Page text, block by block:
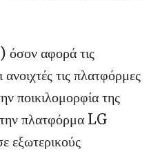
όσον αφορά τις
τις πλατφόρμες
ποικιλομορφία της
πλατφόρμα LG